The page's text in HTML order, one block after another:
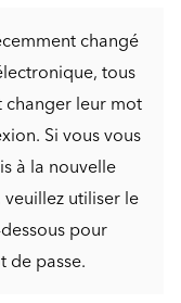
changé
tous
changer leur mot
Si vous vous
à la nouvelle
utiliser le
pour
de passe.